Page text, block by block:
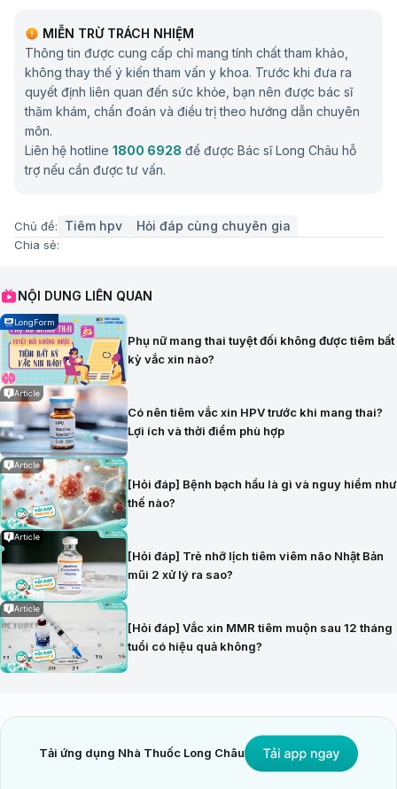
MIỄN TRỪ TRÁCH NHIỆM
Thông tin được cung cấp chỉ mang tính chất tham khảo,
không thay thế ý kiến tham vấn y khoa. Trước khi đưa ra
quyết định liên quan đến sức khỏe, bạn nên được bác sĩ
thăm khám, chẩn đoán và điều trị theo hướng dẫn chuyên
môn.
Liên hệ hotline 1800 6928 để được Bác sĩ Long Châu hỗ
trợ nếu cần được tư vấn.
Chủ đề: Tiêm hpv Hỏi đáp cùng chuyên gia
Chia sẻ:
NỘI DUNG LIÊN QUAN
LongForm
Phụ nữ mang thai tuyệt đối không được tiêm bất
kỳ vắc xin nào?
Article
Có nên tiêm vắc xin HPV trước khi mang thai?
Lợi ích và thời điểm phù hợp
Article
[Hỏi đáp] Bệnh bạch hầu là gì và nguy hiểm như
thế nào?
Article
[Hỏi đáp] Trẻ nhỡ lịch tiêm viêm não Nhật Bản
mũi 2 xử lý ra sao?
Article
[Hỏi đáp] Vắc xin MMR tiêm muộn sau 12 tháng
tuổi có hiệu quả không?
Tải ứng dụng Nhà Thuốc Long Châu